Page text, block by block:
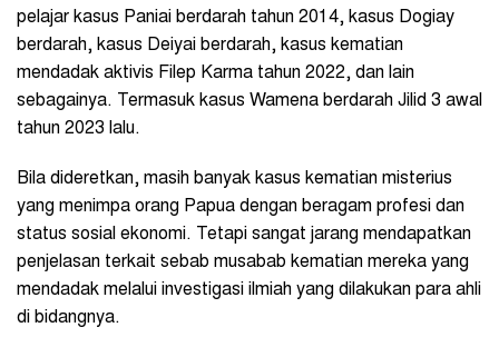
pelajar kasus Paniai berdarah tahun 2014, kasus Dogiay
berdarah, kasus Deiyai berdarah, kasus kematian
mendadak aktivis Filep Karma tahun 2022, dan lain
sebagainya. Termasuk kasus Wamena berdarah Jilid 3 awal
tahun 2023 lalu.
Bila dideretkan, masih banyak kasus kematian misterius
yang menimpa orang Papua dengan beragam profesi dan
status sosial ekonomi. Tetapi sangat jarang mendapatkan
penjelasan terkait sebab musabab kematian mereka yang
mendadak melalui investigasi ilmiah yang dilakukan para ahli
di bidangnya.